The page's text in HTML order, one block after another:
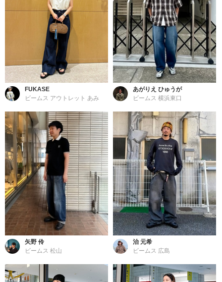
FUKASE
ビームス アウトレット あみ
あがりえ ひゅうが
ビームス 横浜東口
矢野 伶
ビームス 松山
治 元希
ビームス 広島